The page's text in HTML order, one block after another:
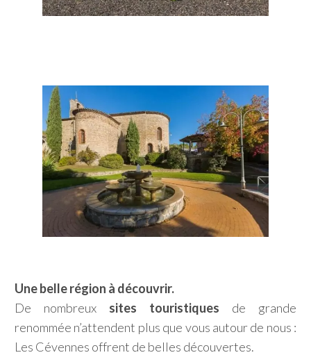
Unebellerégion à découvrir.
De nombreux sites touristiques de grande
renommée n’attendent plus que vous autour de nous :
Les Cévennes offrent de belles découvertes.